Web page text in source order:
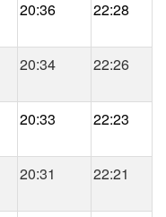
20:36 22:28
20:34 22:26
20:33 22:23
20:31 22:21